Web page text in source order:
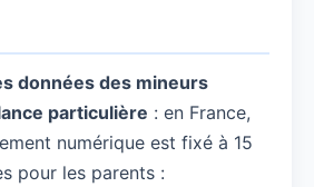
données des mineurs
particulière : en France,
numérique est fixé à 15
pour les parents :